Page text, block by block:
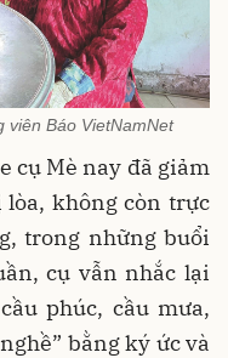
viên Báo VietNamNet
cụ Mè nay đã giảm
không còn trực
trong những buổi
cụ vẫn nhắc lại
phúc, cầu mưa,
bằng ký ức và